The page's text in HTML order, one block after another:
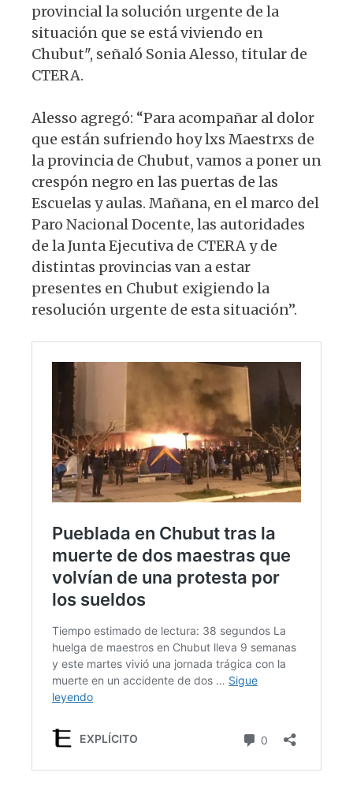
provincial la solución urgente de la
situación que se está viviendo en
Chubut", señaló Sonia Alesso, titular de
CTERA.
Alesso agregó: “Para acompañar al dolor
que están sufriendo hoy lxs Maestrxs de
la provincia de Chubut, vamos a poner un
crespón negro en las puertas de las
Escuelas y aulas. Mañana, en el marco del
Paro Nacional Docente, las autoridades
de la Junta Ejecutiva de CTERA y de
distintas provincias van a estar
presentes en Chubut exigiendo la
resolución urgente de esta situación”.